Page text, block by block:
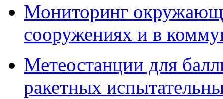
Мониторинг
сооружениях и в
Метеостанции для
ракетных